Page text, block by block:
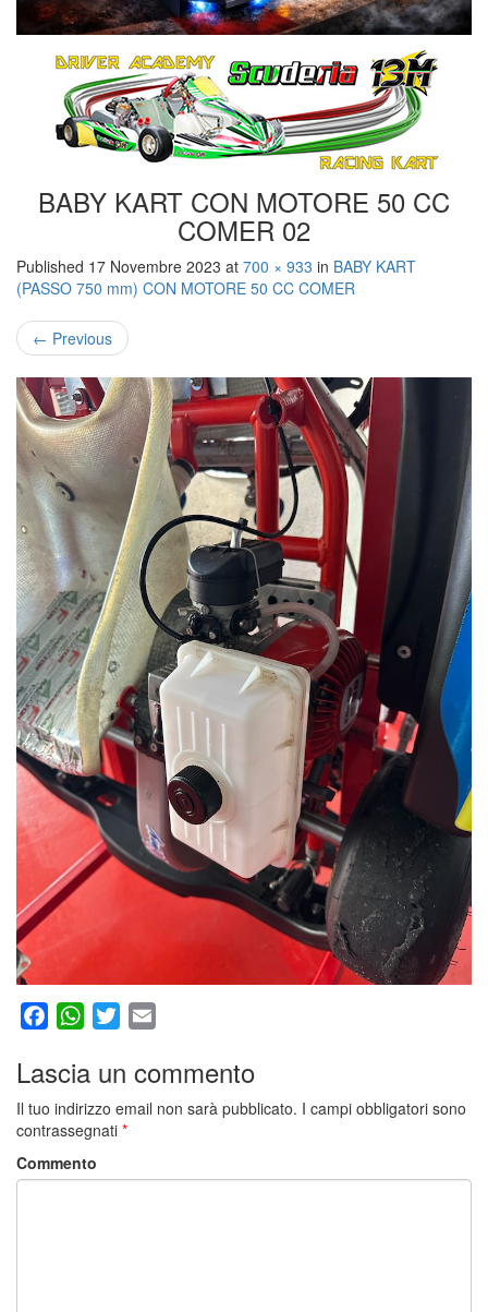
BABY KART CON MOTORE 50 CC
COMER 02
Published 17 Novembre 2023 at 700 × 933 in BABY KART
(PASSO 750 mm) CON MOTORE 50 CC COMER
← Previous
FacebookWhatsApp
Twitter
Lascia un commento
Il tuo indirizzo email non sarà pubblicato. I campi obbligatori sono
contrassegnati *
Commento